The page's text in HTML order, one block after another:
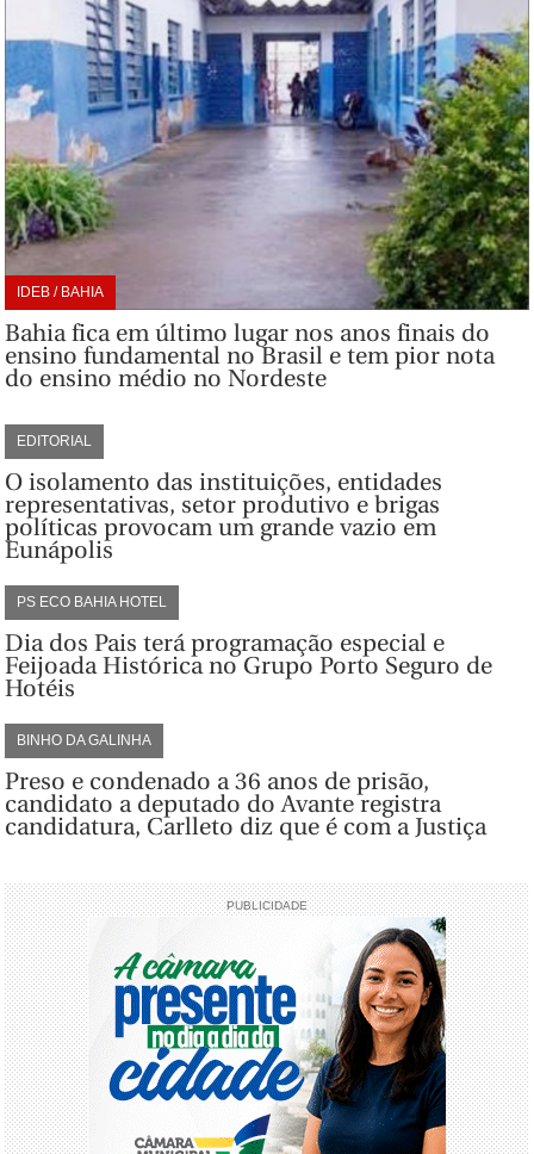
IDEB / BAHIA
Bahia fica em último lugar nos anos finais do
ensino fundamental no Brasil e tem pior nota
do ensino médio no Nordeste
EDITORIAL
O isolamento das instituições, entidades
representativas, setor produtivo e brigas
políticas provocam um grande vazio em
Eunápolis
PS ECO BAHIA HOTEL
Dia dos Pais terá programação especial e
Feijoada Histórica no Grupo Porto Seguro de
Hotéis
BINHO DA GALINHA
Preso e condenado a 36 anos de prisão,
candidato a deputado do Avante registra
candidatura, Carlleto diz que é com a Justiça
PUBLICIDADE